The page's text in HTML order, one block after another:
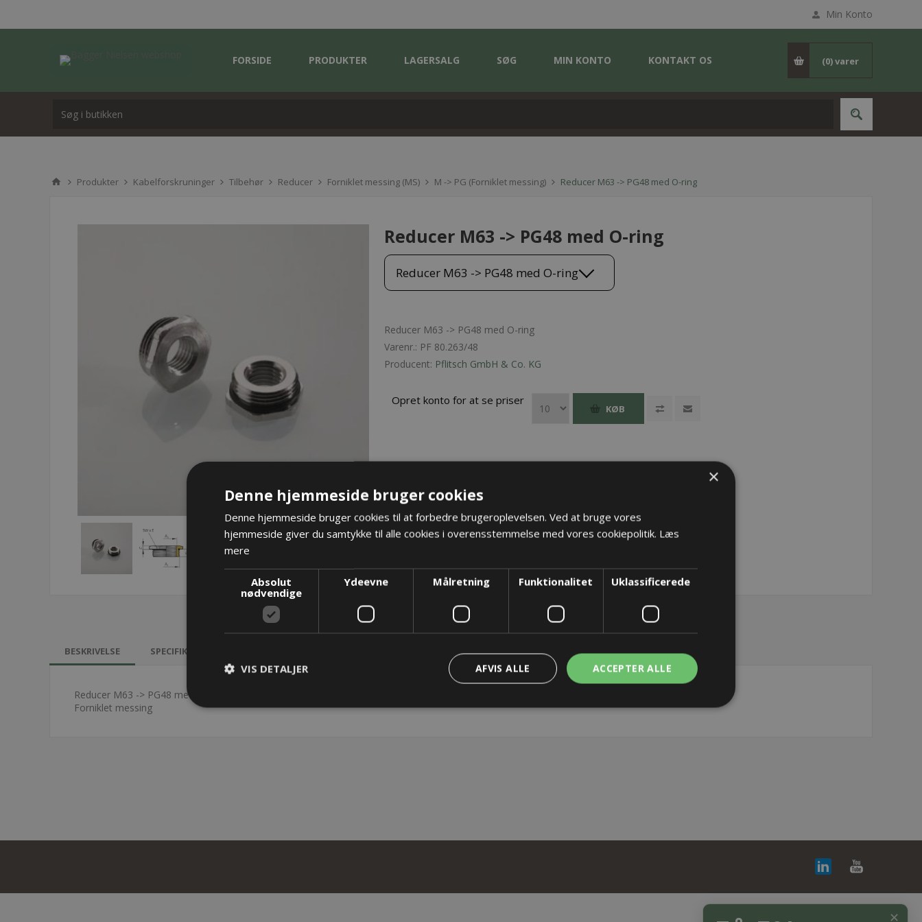
Min Konto
FORSIDE PRODUKTER LAGERSALG SØG MIN KONTO KONTAKT OS (0)varer
Produkter Kabelforskruninger Tilbehør Reducer Forniklet messing (MS) M -> PG (Forniklet messing) Reducer M63 -> PG48 med O-ring
Reducer M63 -> PG48 med O-ring
Reducer M63 -> PG48 med O-ring
Reducer M63 -> PG48 med O-ring
Varenr.: PF 80.263/48
Producent: Pflitsch GmbH & Co. KG
Opret konto for at se priser
KØB
BESKRIVELSE SPECIFIKATIONER
Reducer M63 -> PG48 med O-ring
Forniklet messing
✕
×
Denne hjemmeside bruger cookies
Denne hjemmeside bruger cookies til at forbedre brugeroplevelsen. Ved at bruge vores
hjemmeside giver du samtykke til alle cookies i overensstemmelse med vores cookiepolitik. Læs
mere
Absolut
nødvendige
Ydeevne Målretning Funktionalitet Uklassificerede
ACCEPTER ALLE
AFVIS ALLE
VIS DETALJER